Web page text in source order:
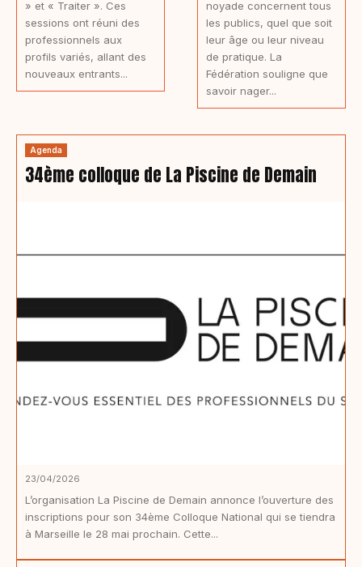
» et « Traiter ». Ces
sessions ont réuni des
professionnels aux
profils variés, allant des
nouveaux entrants...
noyade concernent tous
les publics, quel que soit
leur âge ou leur niveau
de pratique. La
Fédération souligne que
savoir nager...
Agenda
34ème colloque de La Piscine de Demain
23/04/2026
L’organisation La Piscine de Demain annonce l’ouverture des
inscriptions pour son 34ème Colloque National qui se tiendra
à Marseille le 28 mai prochain. Cette...